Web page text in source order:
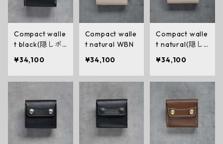
Compact walle
t black(隠しボ
¥34,100
Compact walle
t natural WBN
¥34,100
Compact walle
t natural(隠し
¥34,100